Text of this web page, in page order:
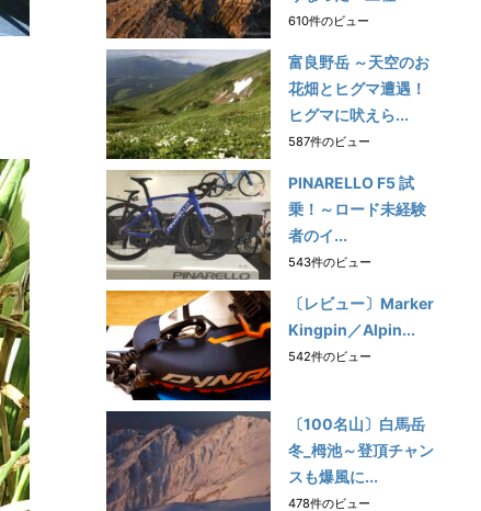
610件のビュー
富良野岳 ～天空のお
花畑とヒグマ遭遇！
ヒグマに吠えら...
587件のビュー
PINARELLO F5 試
乗！～ロード未経験
者のイ...
543件のビュー
〔レビュー〕Marker
Kingpin／Alpin...
542件のビュー
〔100名山〕白馬岳
冬_栂池～登頂チャン
スも爆風に...
478件のビュー